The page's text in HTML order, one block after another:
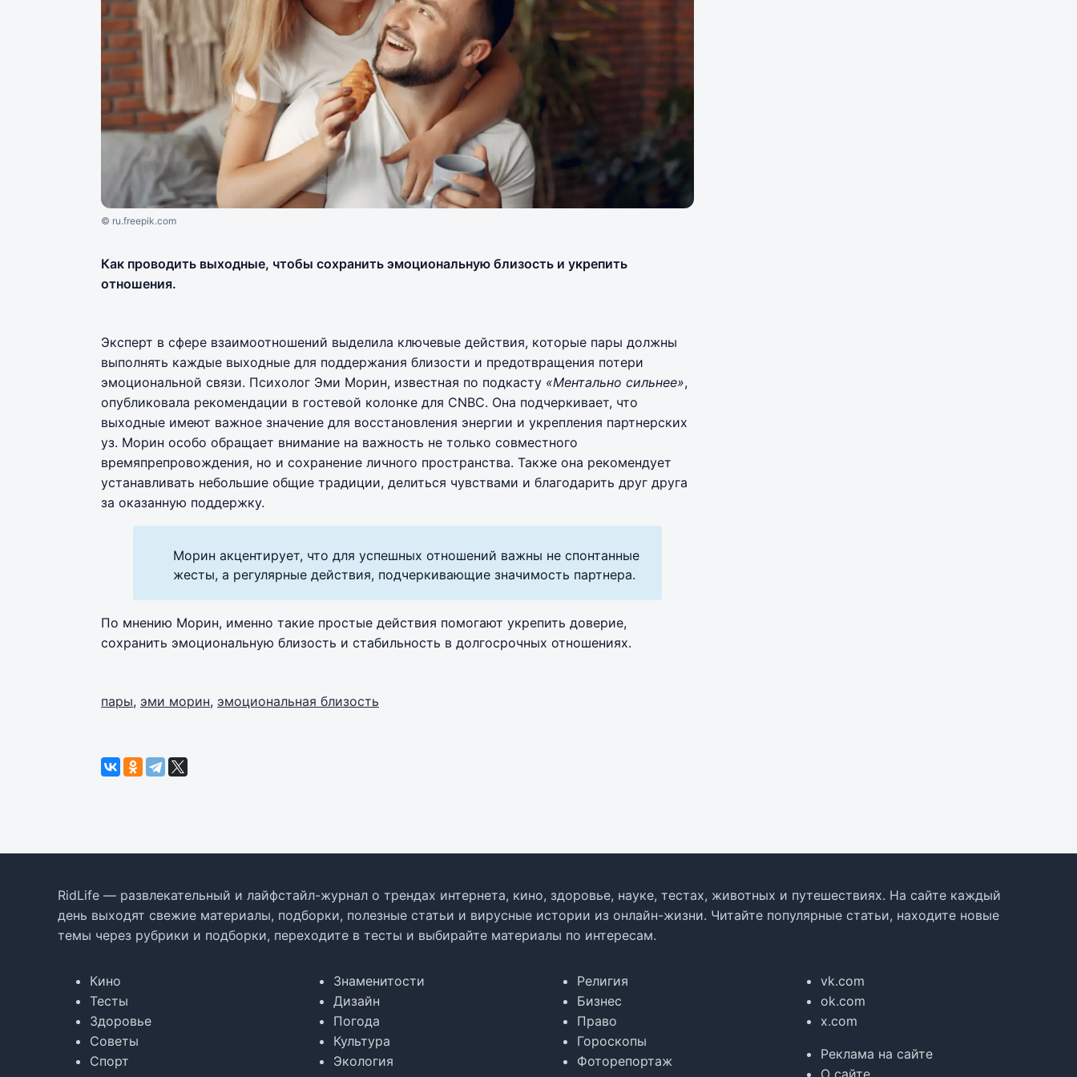
© ru.freepik.com
Как проводить выходные, чтобы сохранить эмоциональную близость и укрепить
отношения.
Эксперт в сфере взаимоотношений выделила ключевые действия, которые пары должны
выполнять каждые выходные для поддержания близости и предотвращения потери
эмоциональной связи. Психолог Эми Морин, известная по подкасту «Ментально сильнее»,
опубликовала рекомендации в гостевой колонке для CNBC. Она подчеркивает, что
выходные имеют важное значение для восстановления энергии и укрепления партнерских
уз. Морин особо обращает внимание на важность не только совместного
времяпрепровождения, но и сохранение личного пространства. Также она рекомендует
устанавливать небольшие общие традиции, делиться чувствами и благодарить друг друга
за оказанную поддержку.
Морин акцентирует, что для успешных отношений важны не спонтанные
жесты, а регулярные действия, подчеркивающие значимость партнера.
По мнению Морин, именно такие простые действия помогают укрепить доверие,
сохранить эмоциональную близость и стабильность в долгосрочных отношениях.
пары, эми морин, эмоциональная близость
RidLife — развлекательный и лайфстайл-журнал о трендах интернета, кино, здоровье, науке, тестах, животных и путешествиях. На сайте каждый
день выходят свежие материалы, подборки, полезные статьи и вирусные истории из онлайн-жизни. Читайте популярные статьи, находите новые
темы через рубрики и подборки, переходите в тесты и выбирайте материалы по интересам.
Кино
Тесты
Здоровье
Советы
Спорт
Знаменитости
Дизайн
Погода
Культура
Экология
Религия
Бизнес
Право
Гороскопы
Фоторепортаж
vk.com
ok.com
x.com
Реклама на сайте